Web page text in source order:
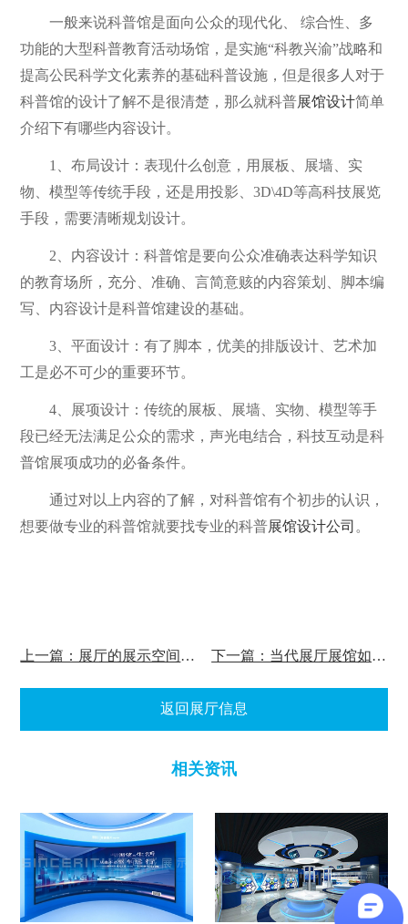
一般来说科普馆是面向公众的现代化、 综合性、多
功能的大型科普教育活动场馆，是实施“科教兴渝”战略和
提高公民科学文化素养的基础科普设施，但是很多人对于
科普馆的设计了解不是很清楚，那么就科普展馆设计简单
介绍下有哪些内容设计。
1、布局设计：表现什么创意，用展板、展墙、实
物、模型等传统手段，还是用投影、3D\4D等高科技展览
手段，需要清晰规划设计。
2、内容设计：科普馆是要向公众准确表达科学知识
的教育场所，充分、准确、言简意赅的内容策划、脚本编
写、内容设计是科普馆建设的基础。
3、平面设计：有了脚本，优美的排版设计、艺术加
工是必不可少的重要环节。
4、展项设计：传统的展板、展墙、实物、模型等手
段已经无法满足公众的需求，声光电结合，科技互动是科
普馆展项成功的必备条件。
通过对以上内容的了解，对科普馆有个初步的认识，
想要做专业的科普馆就要找专业的科普展馆设计公司 。
上一篇：展厅的展示空间设计 下一篇：当代展厅展馆如何设计
返回展厅信息
相关资讯